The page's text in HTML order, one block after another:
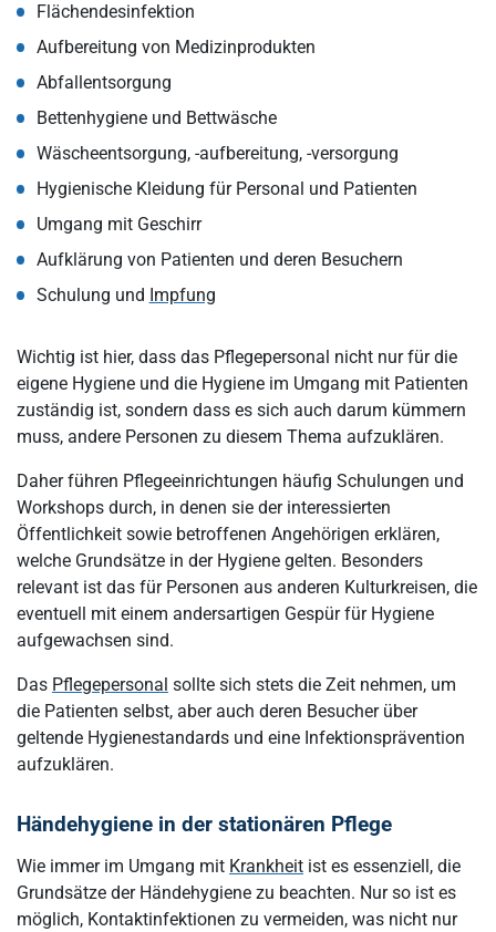
Flächendesinfektion
Aufbereitung von Medizinprodukten
Abfallentsorgung
Bettenhygiene und Bettwäsche
Wäscheentsorgung, -aufbereitung, -versorgung
Hygienische Kleidung für Personal und Patienten
Umgang mit Geschirr
Aufklärung von Patienten und deren Besuchern
Schulung und Impfung
Wichtig ist hier, dass das Pflegepersonal nicht nur für die
eigene Hygiene und die Hygiene im Umgang mit Patienten
zuständig ist, sondern dass es sich auch darum kümmern
muss, andere Personen zu diesem Thema aufzuklären.
Daher führen Pflegeeinrichtungen häufig Schulungen und
Workshops durch, in denen sie der interessierten
Öffentlichkeit sowie betroffenen Angehörigen erklären,
welche Grundsätze in der Hygiene gelten. Besonders
relevant ist das für Personen aus anderen Kulturkreisen, die
eventuell mit einem andersartigen Gespür für Hygiene
aufgewachsen sind.
Das Pflegepersonal sollte sich stets die Zeit nehmen, um
die Patienten selbst, aber auch deren Besucher über
geltende Hygienestandards und eine Infektionsprävention
aufzuklären.
Händehygiene in der stationären Pflege
Wie immer im Umgang mit Krankheit ist es essenziell, die
Grundsätze der Händehygiene zu beachten. Nur so ist es
möglich, Kontaktinfektionen zu vermeiden, was nicht nur